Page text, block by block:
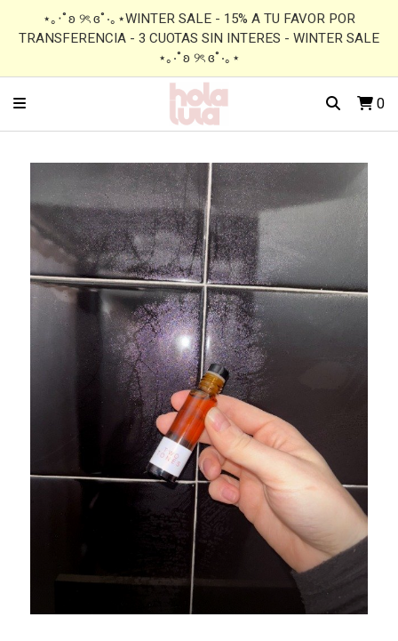
⋆｡‧˚ʚ ୨ৎ ɞ˚‧｡⋆WINTER SALE - 15% A TU FAVOR POR
TRANSFERENCIA - 3 CUOTAS SIN INTERES - WINTER SALE
⋆｡‧˚ʚ ୨ৎ ɞ˚‧｡⋆
0